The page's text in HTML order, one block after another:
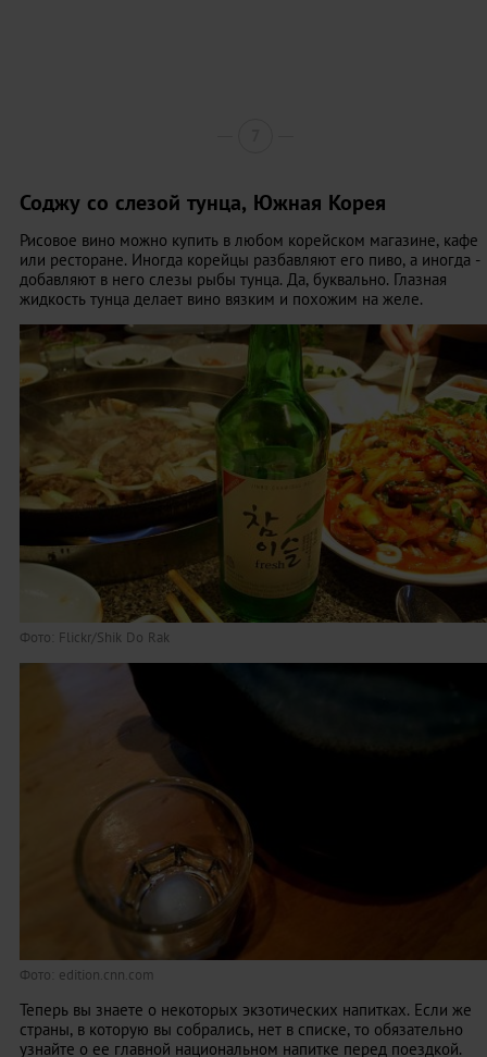
Соджу со слезой тунца, Южная Корея
Рисовое вино можно купить в любом корейском магазине, кафе
или ресторане. Иногда корейцы разбавляют его пиво, а иногда -
добавляют в него слезы рыбы тунца. Да, буквально. Глазная
жидкость тунца делает вино вязким и похожим на желе.
Фото: Flickr/Shik Do Rak
Фото: edition.cnn.com
Теперь вы знаете о некоторых экзотических напитках. Если же
страны, в которую вы собрались, нет в списке, то обязательно
узнайте о ее главной национальном напитке перед поездкой.